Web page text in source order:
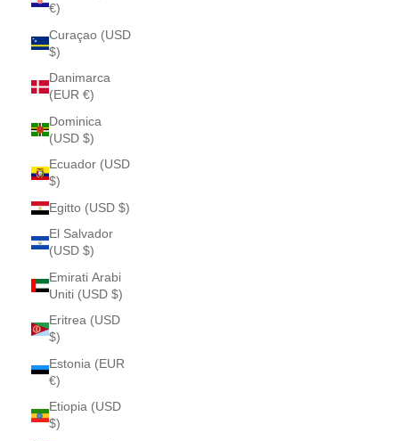
€)
Curaçao (USD
$)
Danimarca
(EUR €)
Dominica
(USD $)
Ecuador (USD
$)
Egitto (USD $)
El Salvador
(USD $)
Emirati Arabi
Uniti (USD $)
Eritrea (USD
$)
Estonia (EUR
€)
Etiopia (USD
$)